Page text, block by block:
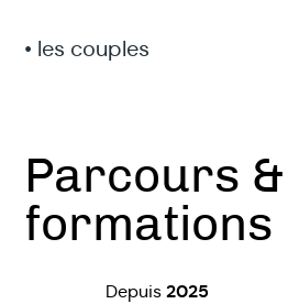
• les couples
Parcours &
formations
Depuis2025